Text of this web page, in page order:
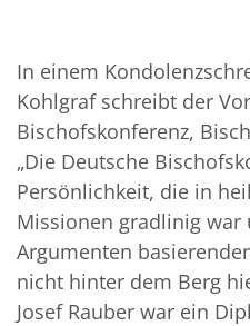
In einem
Kohlgraf schreibt der
Bischofskonferenz,
„Die Deutsche
Persönlichkeit, die in
Missionen gradlinig
Argumenten
nicht hinter dem Berg
Josef Rauber war ein